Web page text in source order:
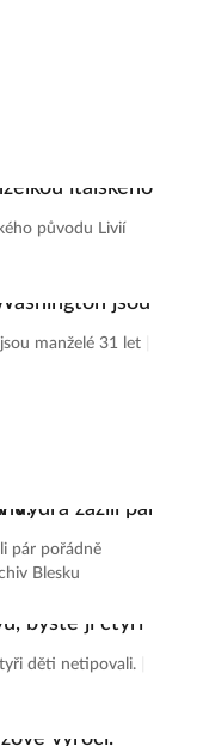
původu Livií
manželé 31 let
pár pořádně
Blesku
děti netipovali.